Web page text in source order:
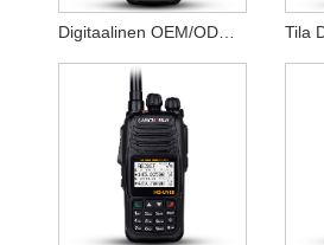
Digitaalinen OEM/ODM Radio pitkän kantaman radiopuhelin